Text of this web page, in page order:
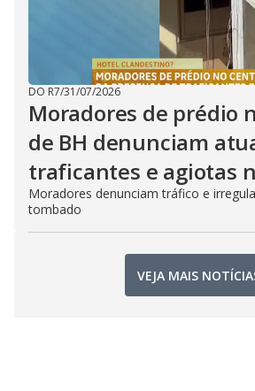
DO R7/31/07/2026
Moradores de prédio
de BH denunciam
traficantes e agiotas
Moradores denunciam tráfico e
tombado
VEJA MAIS